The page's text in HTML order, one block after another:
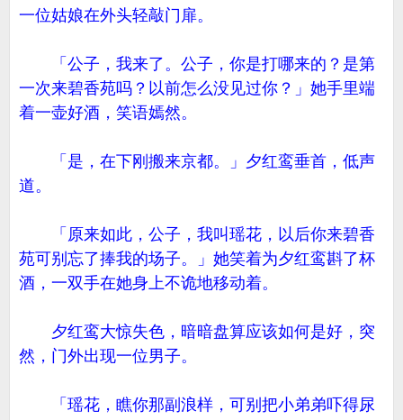
一位姑娘在外头轻敲门扉。
「公子，我来了。公子，你是打哪来的？是第
一次来碧香苑吗？以前怎么没见过你？」她手里端
着一壶好酒，笑语嫣然。
「是，在下刚搬来京都。」夕红鸾垂首，低声
道。
「原来如此，公子，我叫瑶花，以后你来碧香
苑可别忘了捧我的场子。」她笑着为夕红鸾斟了杯
酒，一双手在她身上不诡地移动着。
夕红鸾大惊失色，暗暗盘算应该如何是好，突
然，门外出现一位男子。
「瑶花，瞧你那副浪样，可别把小弟弟吓得尿